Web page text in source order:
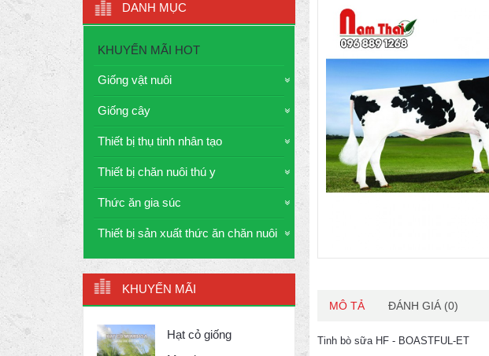
DANH MỤC
KHUYẾN MÃI HOT
Giống vật nuôi
Giống cây
Thiết bị thụ tinh nhân tạo
Thiết bị chăn nuôi thú y
Thức ăn gia súc
Thiết bị sản xuất thức ăn chăn nuôi
KHUYẾN MÃI
Hạt cỏ giống
MÔ TẢ ĐÁNH GIÁ (0)
Tinh bò sữa HF - BOASTFUL-ET